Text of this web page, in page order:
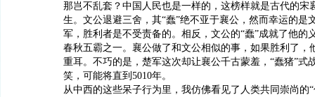
那岂不乱套？中国人民也是一样的，这榜样就是古代的宋
生。文公退避三舍，其“蠢”绝不亚于襄公，然而幸运的是
军，胜利者是不受责备的。相反，文公的“蠢”成就了他的
春秋五霸之一。襄公做了和文公相似的事，如果胜利了，
重耳。不巧的是，楚军这次却让襄公千古蒙羞，“蠢猪”式
笑，可能将直到5010年。
从中西的这些呆子行为里，我仿佛看见了人类共同崇尚的“